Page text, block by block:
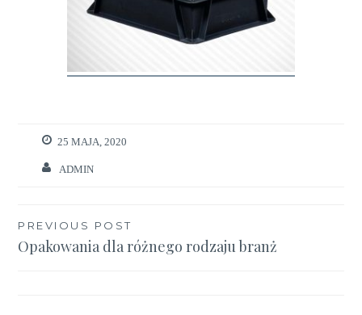
25 MAJA, 2020
ADMIN
Nawigacja
wpisu
PREVIOUS POST
Opakowania dla różnego rodzaju branż